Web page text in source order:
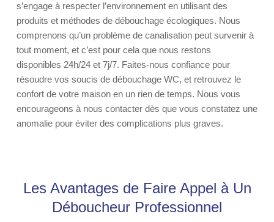
s’engage à respecter l’environnement en utilisant des
produits et méthodes de débouchage écologiques. Nous
comprenons qu’un problème de canalisation peut survenir à
tout moment, et c’est pour cela que nous restons
disponibles 24h/24 et 7j/7. Faites-nous confiance pour
résoudre vos soucis de débouchage WC, et retrouvez le
confort de votre maison en un rien de temps. Nous vous
encourageons à nous contacter dès que vous constatez une
anomalie pour éviter des complications plus graves.
Les Avantages de Faire Appel à Un
Déboucheur Professionnel